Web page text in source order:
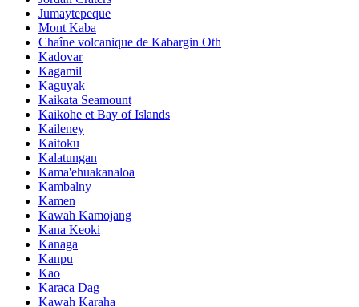
Jumaytepeque
Mont Kaba
Chaîne volcanique de Kabargin Oth
Kadovar
Kagamil
Kaguyak
Kaikata Seamount
Kaikohe et Bay of Islands
Kaileney
Kaitoku
Kalatungan
Kama'ehuakanaloa
Kambalny
Kamen
Kawah Kamojang
Kana Keoki
Kanaga
Kanpu
Kao
Karaca Dag
Kawah Karaha